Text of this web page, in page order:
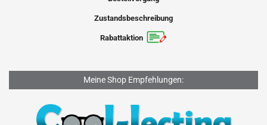
Zustandsbeschreibung
Rabattaktion
Meine Shop Empfehlungen: